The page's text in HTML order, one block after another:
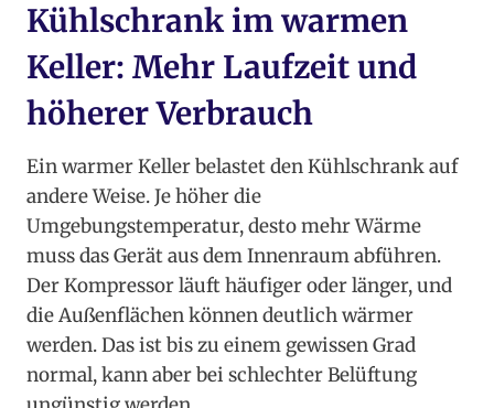
Kühlschrank im warmen
Keller: Mehr Laufzeit und
höherer Verbrauch
Ein warmer Keller belastet den Kühlschrank auf
andere Weise. Je höher die
Umgebungstemperatur, desto mehr Wärme
muss das Gerät aus dem Innenraum abführen.
Der Kompressor läuft häufiger oder länger, und
die Außenflächen können deutlich wärmer
werden. Das ist bis zu einem gewissen Grad
normal, kann aber bei schlechter Belüftung